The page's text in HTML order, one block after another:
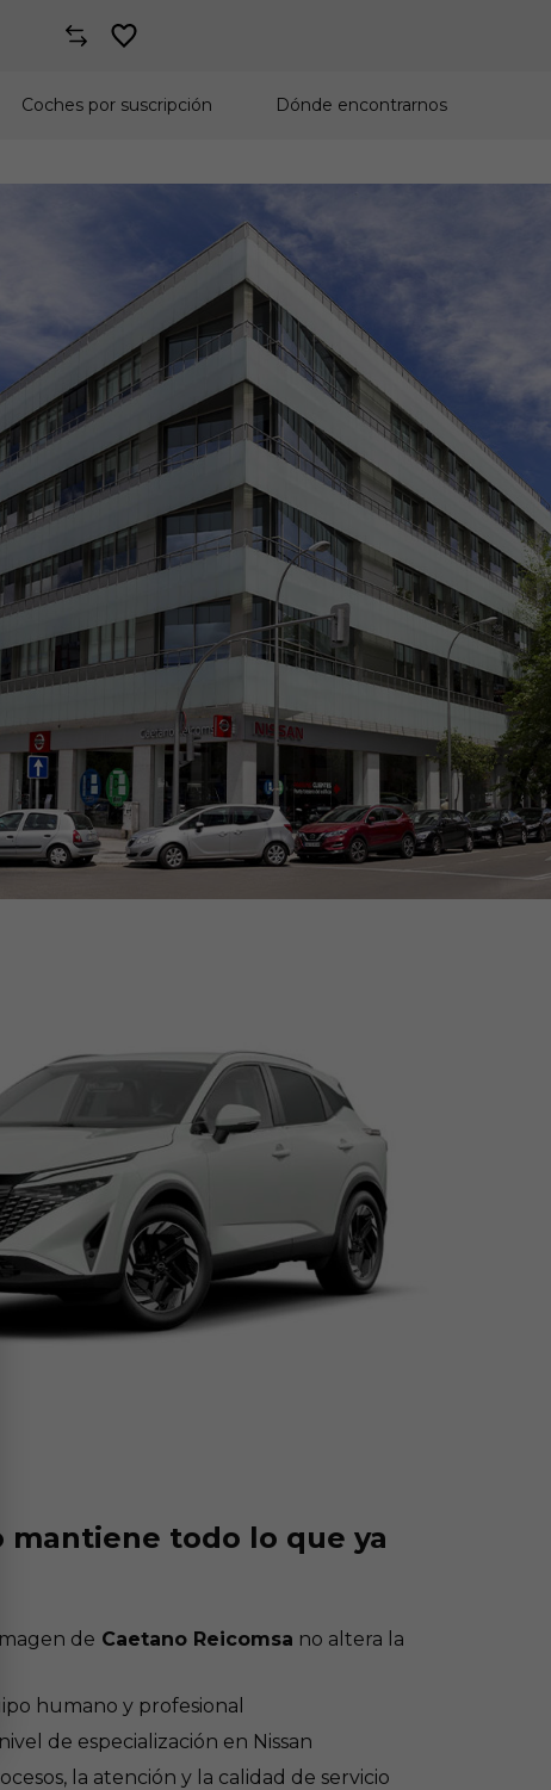
Coches por suscripción Dónde encontrarnos
mantiene todo lo que ya
de Caetano Reicomsa no altera la
humano y profesional
de especialización en Nissan
la atención y la calidad de servicio